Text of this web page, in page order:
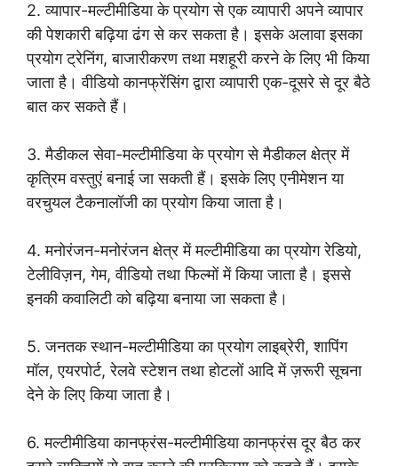
2. व्यापार-मल्टीमीडिया के प्रयोग से एक व्यापारी अपने व्यापार
की पेशकारी बढ़िया ढंग से कर सकता है। इसके अलावा इसका
प्रयोग ट्रेनिंग, बाजारीकरण तथा मशहूरी करने के लिए भी किया
जाता है। वीडियो कानफ्रेंसिंग द्वारा व्यापारी एक-दूसरे से दूर बैठे
बात कर सकते हैं।
3. मैडीकल सेवा-मल्टीमीडिया के प्रयोग से मैडीकल क्षेत्र में
कृत्रिम वस्तुएं बनाई जा सकती हैं। इसके लिए एनीमेशन या
वरचुयल टैकनालॉजी का प्रयोग किया जाता है।
4. मनोरंजन-मनोरंजन क्षेत्र में मल्टीमीडिया का प्रयोग रेडियो,
टेलीविज़न, गेम, वीडियो तथा फिल्मों में किया जाता है। इससे
इनकी कवालिटी को बढ़िया बनाया जा सकता है।
5. जनतक स्थान-मल्टीमीडिया का प्रयोग लाइब्रेरी, शापिंग
मॉल, एयरपोर्ट, रेलवे स्टेशन तथा होटलों आदि में ज़रूरी सूचना
देने के लिए किया जाता है।
6. मल्टीमीडिया कानफ्रंस-मल्टीमीडिया कानफ्रंस दूर बैठ कर